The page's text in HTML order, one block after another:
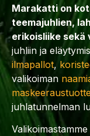
Marakatti on
teemajuhlien,
erikoisliike sekä
juhliin ja
ilmapallot,
valikoiman
juhlatunnelman